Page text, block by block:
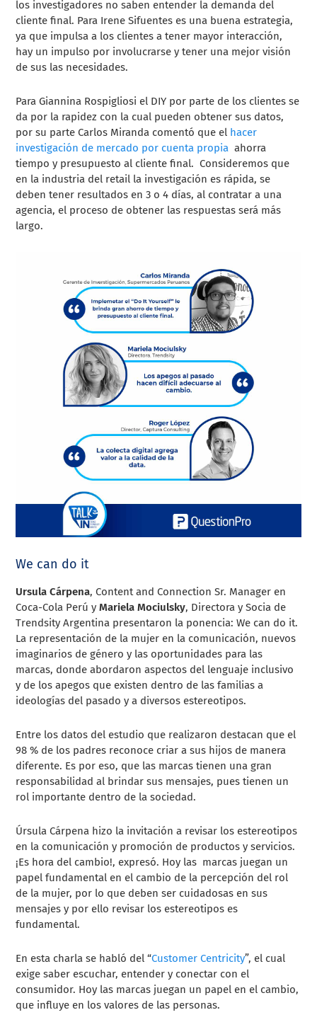
los investigadores no saben entender la demanda del
cliente final. Para Irene Sifuentes es una buena estrategia,
ya que impulsaa los clientes a tener mayor interacción,
hay un impulso por involucrarse y tener una mejor visión
de sus las necesidades.
ParaGiannina Rospigliosi el DIY por parte de los clientes se
da por la rapidez con la cual pueden obtener sus datos,
por su parteCarlos Miranda comentó que el hacer
investigación de mercado por cuenta propia ahorra
tiempo y presupuesto al cliente final. Consideremos que
en la industria del retail la investigación es rápida, se
deben tener resultados en 3 o 4 días, al contratar a una
agencia, el proceso de obtener las respuestas será más
largo.
We can do it
Ursula Cárpena, Content and Connection Sr. Manager en
Coca-Cola Perú yMariela Mociulsky, Directora y Socia de
Trendsity Argentina presentaron la ponencia: We can do it.
La representación de la mujer en la comunicación, nuevos
imaginarios de género y las oportunidades para las
marcas, donde abordaron aspectos del lenguaje inclusivo
y de los apegos que existen dentro de las familias a
ideologías del pasado y a diversos estereotipos.
Entre los datos del estudio que realizaron destacan que el
98 % de los padres reconoce criar a sus hijos de manera
diferente. Es por eso, que las marcas tienen una gran
responsabilidad al brindar sus mensajes, pues tienen un
rol importante dentro de la sociedad.
Úrsula Cárpena hizo la invitación a revisar los estereotipos
en la comunicación y promoción de productos y servicios.
¡Es hora del cambio!, expresó. Hoy las marcas juegan un
papel fundamental en el cambio de la percepción del rol
de la mujer, por lo que deben ser cuidadosas en sus
mensajes y por ello revisar los estereotipos es
fundamental.
En esta charla se habló del “Customer Centricity”, el cual
exige saber escuchar, entender y conectar con el
consumidor. Hoy las marcas juegan un papel en el cambio,
que influye en los valores de las personas.